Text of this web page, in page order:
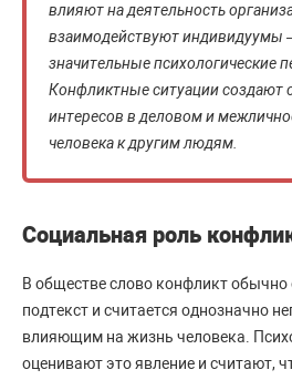
влияют на деятельность
взаимодействуют индивидуумы
значительные психологические
Конфликтные ситуации создают
интересов в деловом и
человека к другим людям.
Социальная роль
В обществе слово конфликт обычно
подтекст и считается однозначно
влияющим на жизнь человека.
оценивают это явление и считают,